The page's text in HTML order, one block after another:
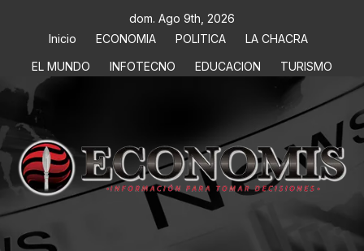
dom. Ago 9th, 2026
Inicio
ECONOMIA POLITICA
LA CHACRA
EL MUNDO
INFOTECNO EDUCACION TURISMO
ECONOMIS
INFORMACIÓN PARA TOMAR DECISIONES